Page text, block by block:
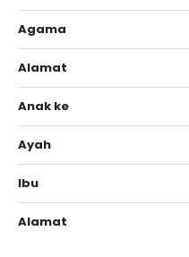
Agama
Alamat
Anak ke
Ayah
Ibu
Alamat